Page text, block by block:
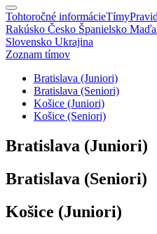
Tohtoročné informácieTímy
Rakúsko Česko Španielsko
Slovensko Ukrajina
Zoznam tímov
Bratislava (Juniori)
Bratislava (Seniori)
Košice (Juniori)
Košice (Seniori)
Bratislava (Juniori)
Bratislava (Seniori)
Košice (Juniori)